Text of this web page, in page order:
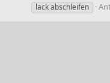
lack abschleifen